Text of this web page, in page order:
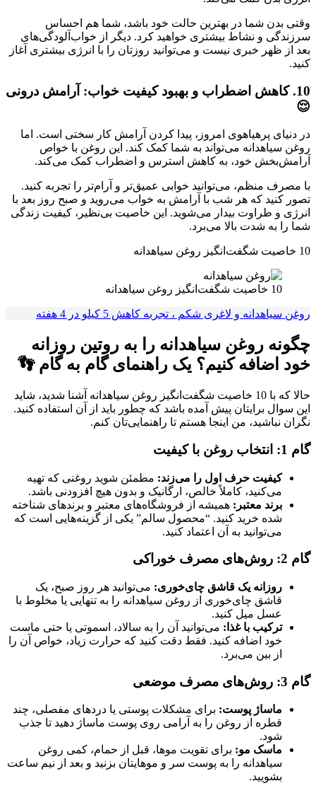
وقتی بدن شما در بهترین حالت خود باشد، شما هم احساس
سرزندگی و نشاط بیشتری خواهید کرد. دیگر از خواب‌آلودگی‌های
بعد از ظهر خبری نیست و می‌توانید روزتان را با انرژی بیشتری آغاز
کنید.
10. کاهش اضطراب و بهبود کیفیت خواب: آرامش درونی
😌
در دنیای پرهیاهوی امروز، پیدا کردن آرامش کار سختی است. اما
روغن سیاهدانه می‌تواند به شما کمک کند. این روغن با خواص
آرامش‌بخش خود، به کاهش استرس و اضطراب کمک می‌کند.
با مصرف منظم، می‌توانید خوابی عمیق‌تر و آرام‌تر را تجربه کنید.
تصور کنید که هر شب با آرامش به خواب می‌روید و صبح روز بعد با
انرژی و طراوت بیدار می‌شوید. این خاصیت بی‌نظیر، کیفیت زندگی
شما را به شدت بالا می‌برد.
10 خاصیت شگفت‌انگیز روغن سیاهدانه
10 خاصیت شگفت‌انگیز روغن سیاهدانه
روغن سیاهدانه و لاغری شکم ، تجربه کاهش 5 کیلو در 4 هفته
چگونه روغن سیاهدانه را به روتین روزانه
خود اضافه کنیم؟ یک راهنمای گام به گام 👣
حالا که با 10 خاصیت شگفت‌انگیز روغن سیاهدانه آشنا شدید، شاید
این سوال برایتان پیش آمده باشد که چطور باید از آن استفاده کنید.
نگران نباشید، من اینجا هستم تا راهنمایی‌تان کنم.
گام 1: انتخاب روغن با کیفیت
کیفیت حرف اول را می‌زند: مطمئن شوید روغنی که تهیه
می‌کنید، کاملاً خالص، ارگانیک و بدون هیچ افزودنی باشد.
برند معتبر: همیشه از فروشگاه‌های معتبر و برندهای شناخته
شده خرید کنید. “محصول سالم” یکی از گزینه‌هایی است که
می‌توانید به آن اعتماد کنید.
گام 2: روش‌های مصرف خوراکی
روزانه یک قاشق چای‌خوری: می‌توانید هر روز صبح، یک
قاشق چای‌خوری از روغن سیاهدانه را به تنهایی یا مخلوط با
عسل میل کنید.
ترکیب با غذا: می‌توانید آن را به سالاد، اسموتی یا حتی ماست
خود اضافه کنید. فقط دقت کنید که حرارت زیاد، خواص آن را
از بین می‌برد.
گام 3: روش‌های مصرف موضعی
ماساژ پوست: برای مشکلات پوستی یا دردهای مفصلی، چند
قطره از روغن را به آرامی روی پوست ماساژ دهید تا جذب
شود.
ماسک مو: برای تقویت موها، قبل از حمام، کمی روغن
سیاهدانه را به پوست سر و موهایتان بزنید و بعد از نیم ساعت
بشویید.